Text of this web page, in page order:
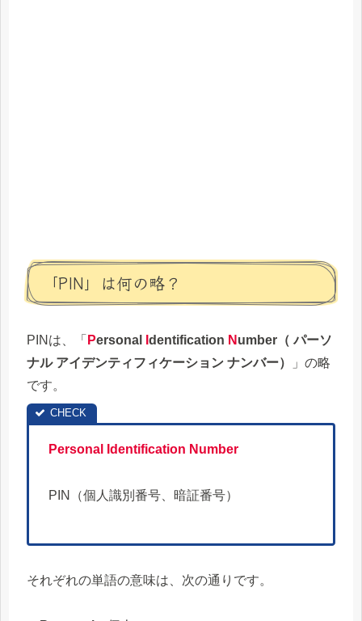
「PIN」は何の略？
PINは、「 Personal dentification N umber（ パーソ
ナル アイデンティフィケーション ナンバー）
」の略
です。
Personal Identification Number
PIN（個人識別番号、暗証番号）
それぞれの単語の意味は、次の通りです。